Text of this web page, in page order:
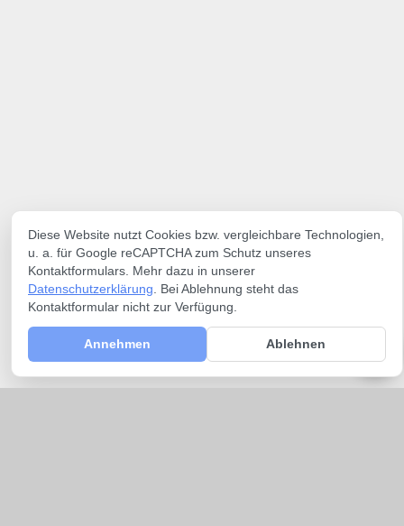
Diese Website nutzt Cookies bzw. vergleichbare Technologien,
u. a. für Google reCAPTCHA zum Schutz unseres
Kontaktformulars. Mehr dazu in unserer
Datenschutzerklärung . Bei Ablehnung steht das
Kontaktformular nicht zur Verfügung.
Annehmen Ablehnen